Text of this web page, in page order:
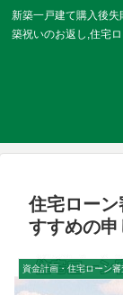
新築一戸建て購入後
築祝いのお返し,住宅
住宅ロー
すすめの
資金計画・住宅ローン審